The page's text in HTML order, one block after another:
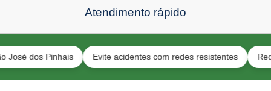
Atendimento rápido
Pinhais Evite acidentes com redes resistentes Redes